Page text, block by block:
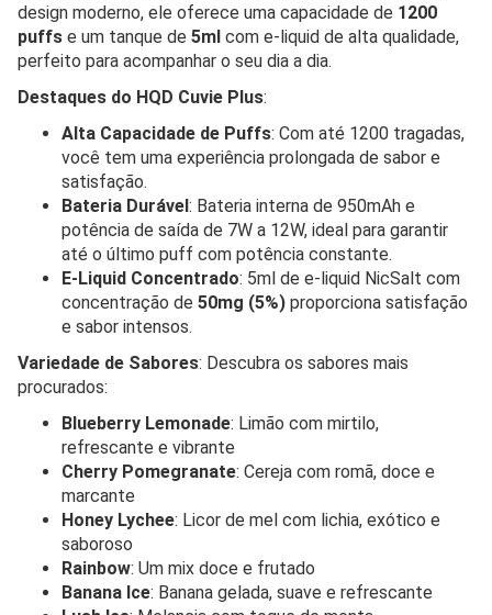
design moderno, ele oferece uma capacidade de 1200
puffs e um tanque de 5ml com e-liquid de alta qualidade,
perfeito para acompanhar o seu dia a dia.
Destaques do HQD Cuvie Plus:
Alta Capacidade de Puffs: Com até 1200 tragadas,
você tem uma experiência prolongada de sabor e
satisfação.
Bateria Durável: Bateria interna de 950mAh e
potência de saída de 7W a 12W, ideal para garantir
até o último puff com potência constante.
E-Liquid Concentrado: 5ml de e-liquid NicSalt com
concentração de 50mg (5%) proporciona satisfação
e sabor intensos.
Variedade de Sabores: Descubra os sabores mais
procurados:
Blueberry Lemonade: Limão com mirtilo,
refrescante e vibrante
Cherry Pomegranate: Cereja com romã, doce e
marcante
Honey Lychee: Licor de mel com lichia, exótico e
saboroso
Rainbow: Um mix doce e frutado
Banana Ice: Banana gelada, suave e refrescante